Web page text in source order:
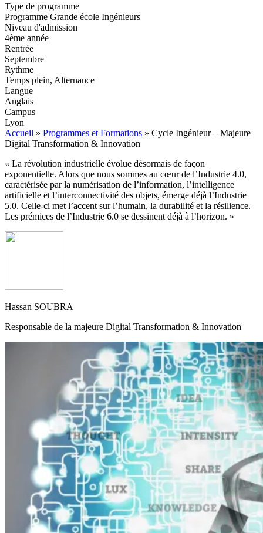
Type de programme
Programme Grande école Ingénieurs
Niveau d'admission
4ème année
Rentrée
Septembre
Rythme
Temps plein, Alternance
Langue
Anglais
Campus
Lyon
Accueil » Programmes et Formations » Cycle Ingénieur – Majeure
Digital Transformation & Innovation
« La révolution industrielle évolue désormais de façon
exponentielle. Alors que nous sommes au cœur de l’Industrie 4.0,
caractérisée par la numérisation de l’information, l’intelligence
artificielle et l’interconnectivité des objets, émerge déjà l’Industrie
5.0. Celle-ci met l’accent sur l’humain, la durabilité et la résilience.
Les prémices de l’Industrie 6.0 se dessinent déjà à l’horizon. »
Hassan SOUBRA
Responsable de la majeure Digital Transformation & Innovation